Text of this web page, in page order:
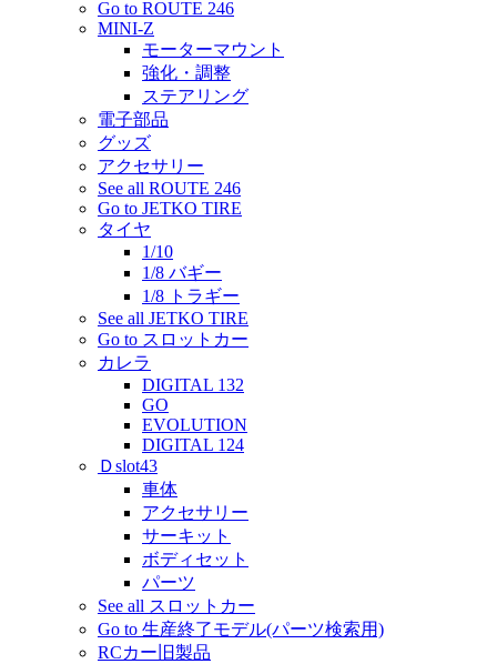
Go to ROUTE 246
MINI-Z
モーターマウント
強化・調整
ステアリング
電子部品
グッズ
アクセサリー
See all ROUTE 246
Go to JETKO TIRE
タイヤ
1/10
1/8 バギー
1/8 トラギー
See all JETKO TIRE
Go to スロットカー
カレラ
DIGITAL 132
GO
EVOLUTION
DIGITAL 124
Ｄslot43
車体
アクセサリー
サーキット
ボディセット
パーツ
See all スロットカー
Go to 生産終了モデル(パーツ検索用)
RCカー旧製品